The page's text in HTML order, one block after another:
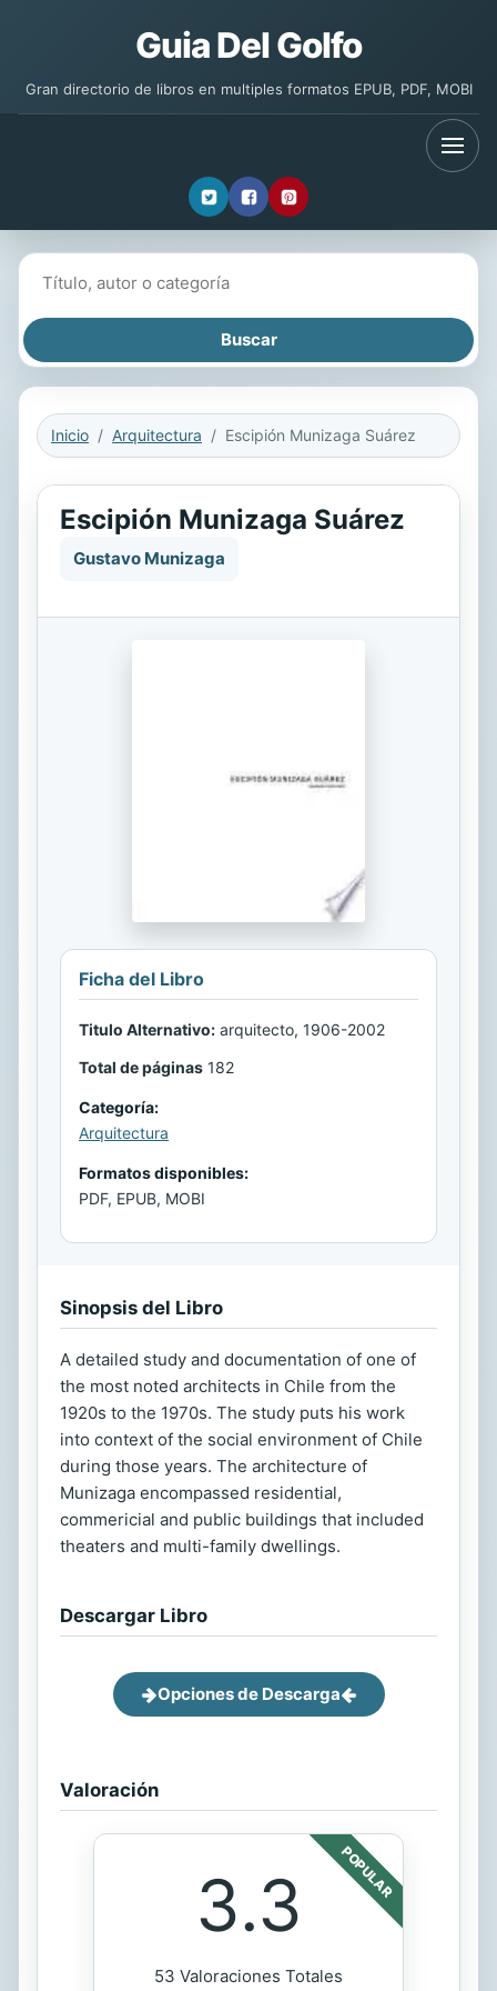
Guia Del Golfo
Gran directorio de libros en multiples formatos EPUB, PDF, MOBI
Inicio Arquitectura Escipión Munizaga Suárez
Escipión Munizaga Suárez
Gustavo Munizaga
Ficha del Libro
Titulo Alternativo: arquitecto, 1906-2002
Total de páginas 182
Categoría:
Arquitectura
Formatos disponibles:
PDF, EPUB, MOBI
Sinopsis del Libro
A detailed study and documentation of one of
the most noted architects in Chile from the
1920s to the 1970s. The study puts his work
into context of the social environment of Chile
during those years. The architecture of
Munizaga encompassed residential,
commericial and public buildings that included
theaters and multi-family dwellings.
Descargar Libro
Opciones de Descarga
Valoración
POPULAR
3.3
53 Valoraciones Totales